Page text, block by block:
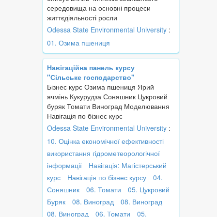
середовища на основні процеси
життєдіяльності росли
Odessa State Environmental University :
01. Озима пшениця
Навігаційна панель курсу
"Сільське господарство"
Бізнес курс Озима пшениця Ярий
ячмінь Кукурудза Соняшник Цукровий
буряк Томати Виноград Моделювання
Навігація по бізнес курс
Odessa State Environmental University :
10. Оцінка економічної ефективності
використання гідрометеорологічної
інформації
Навігація: Магістерський
курс
Навігація по бізнес курсу
04.
Соняшник
06. Томати
05. Цукровий
Буряк
08. Виноград
08. Виноград
08. Виноград
06. Томати 05.